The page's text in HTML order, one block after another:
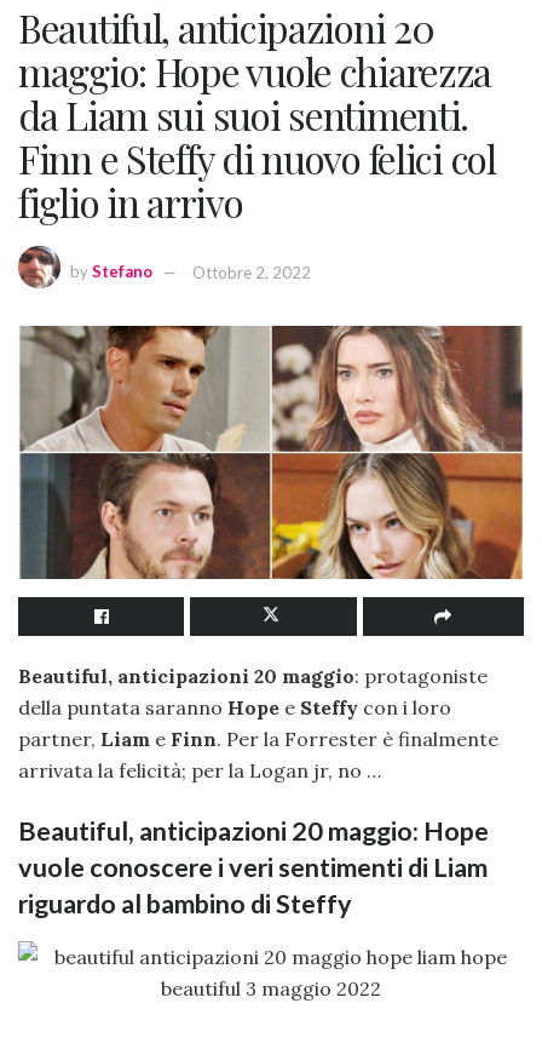
Beautiful, anticipazioni 20
maggio: Hope vuole chiarezza
da Liam sui suoi sentimenti.
Finn e Steffy di nuovo felici col
figlio in arrivo
byStefano Ottobre 2, 2022
Beautiful, anticipazioni 20 maggio: protagoniste
della puntata saranno Hope e Steffy con i loro
partner, Liam e Finn. Per la Forrester è finalmente
arrivata la felicità; per la Logan jr, no …
Beautiful, anticipazioni 20 maggio: Hope
vuole conoscere i veri sentimenti di Liam
riguardo al bambino di Steffy